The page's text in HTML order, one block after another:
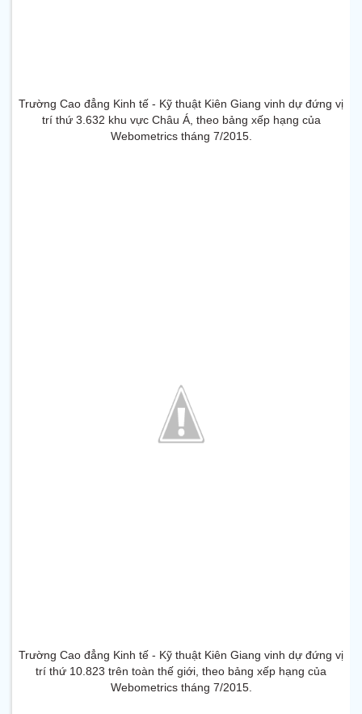
Trường Cao đẳng Kinh tế - Kỹ thuật Kiên Giang vinh dự đứng vị
trí thứ 3.632 khu vực Châu Á, theo bảng xếp hạng của
Webometrics tháng 7/2015.
Trường Cao đẳng Kinh tế - Kỹ thuật Kiên Giang vinh dự đứng vị
trí thứ 10.823 trên toàn thế giới, theo bảng xếp hạng của
Webometrics tháng 7/2015.